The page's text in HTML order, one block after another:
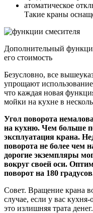
атоматическое
Такие краны
Дополнительный
его стоимость
Безусловно, все
упрощают
что каждая новая
мойки на кухне в
Угол поворота
на кухню. Чем больше
эксплуатация крана.
поворота не более чем
дорогие экземпляры
вокруг своей оси.
поворот на 180
Совет. Вращение крана
случае, если у вас
это излишняя трата денег.